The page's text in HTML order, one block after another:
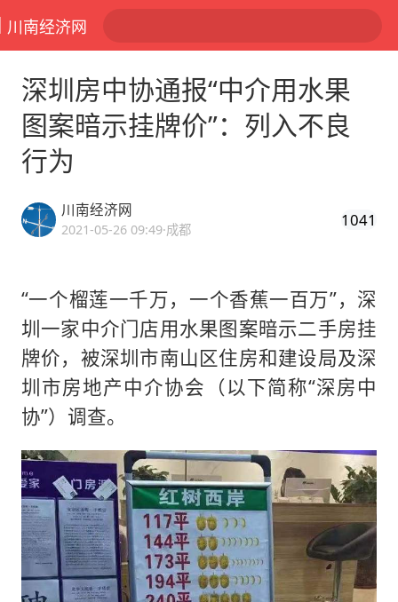
川南经济网
深圳房中协通报“中介用水果
图案暗示挂牌价”：列入不良
行为
川南经济网
2021-05-26 09:49·成都 1041
“一个榴莲一千万，一个香蕉一百万”，深
圳一家中介门店用水果图案暗示二手房挂
牌价，被深圳市南山区住房和建设局及深
圳市房地产中介协会（以下简称“深房中
协”）调查。